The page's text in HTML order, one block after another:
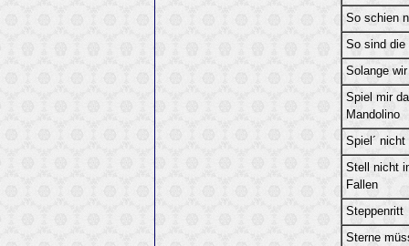
So schien
So sind die
Solange
Spiel mir
Mandolino
Spiel´
Stell nicht
Fallen
Steppenritt
Sterne